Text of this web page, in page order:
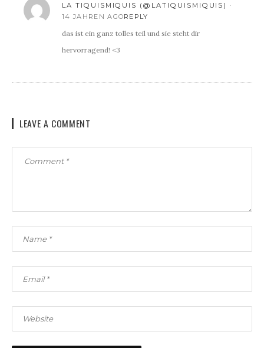
LA TIQUISMIQUIS (@LATIQUISMIQUIS)
14 JAHREN AGOREPLY
das ist ein ganz tolles teil und sie steht dir
hervorragend! <3
LEAVE A COMMENT